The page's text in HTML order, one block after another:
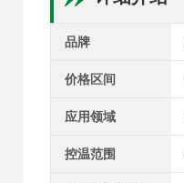
品牌
价格区间
应用领域
控温范围